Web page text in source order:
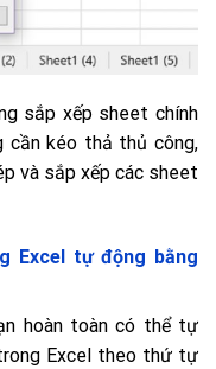
sắp xếp sheet chính
kéo thả thủ công,
và sắp xếp các sheet
Excel tự động bằng
hoàn toàn có thể tự
Excel theo thứ tự